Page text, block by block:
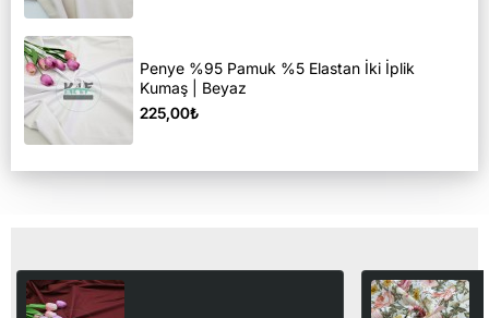
Penye %95 Pamuk %5 Elastan İki İplik
Kumaş | Beyaz
225,00₺